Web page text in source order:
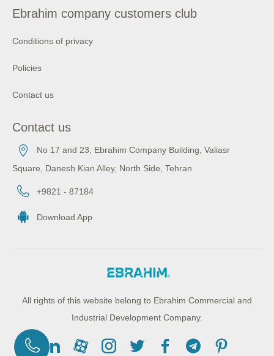
Ebrahim company customers club
Conditions of privacy
Policies
Contact us
Contact us
No 17 and 23, Ebrahim Company Building, Valiasr
Square, Danesh Kian Alley, North Side, Tehran
+9821 - 87184
Download App
All rights of this website belong to Ebrahim Commercial and
Industrial Development Company.